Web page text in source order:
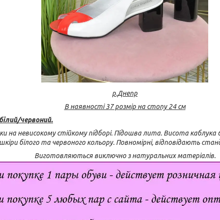
р.Днепр
В наявності 37 розмір на стопу 24 см
червоний.
на невисокому стійкому підборі. Підошва лита. Висота каблука
білого та червоного кольору. Повномірні, відповідають
Виготовляються виключно з натуральних матеріалів.